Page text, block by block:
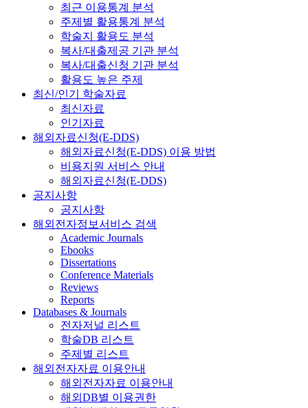
최근 이용통계 분석
주제별 활용통계 분석
학술지 활용도 분석
복사/대출제공 기관 분석
복사/대출신청 기관 분석
활용도 높은 주제
최신/인기 학술자료
최신자료
인기자료
해외자료신청(E-DDS)
해외자료신청(E-DDS) 이용 방법
비용지원 서비스 안내
해외자료신청(E-DDS)
공지사항
공지사항
해외전자정보서비스 검색
Academic Journals
Ebooks
Dissertations
Conference Materials
Reviews
Reports
Databases & Journals
전자저널 리스트
학술DB 리스트
주제별 리스트
해외전자자료 이용안내
해외전자자료 이용안내
해외DB별 이용권한